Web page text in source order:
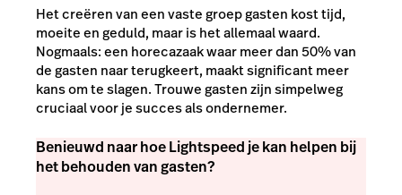
Het creëren van een vaste groep gasten kost tijd,
moeite en geduld, maar is het allemaal waard.
Nogmaals: een horecazaak waar meer dan 50% van
de gasten naar terugkeert, maakt significant meer
kans om te slagen. Trouwe gasten zijn simpelweg
cruciaal voor je succes als ondernemer.
Benieuwd naar hoe Lightspeed je kan helpen bij
het behouden van gasten?